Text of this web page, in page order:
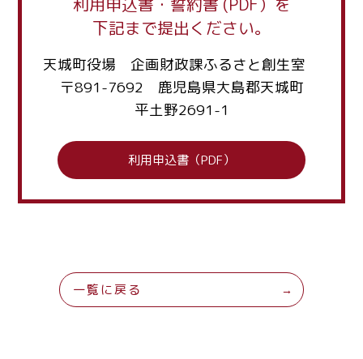
利用申込書・誓約書 (PDF）を
下記まで提出ください。
天城町役場 企画財政課ふるさと創生室
〒891-7692 鹿児島県大島郡天城町
平土野2691-1
利用申込書（PDF）
一覧に戻る